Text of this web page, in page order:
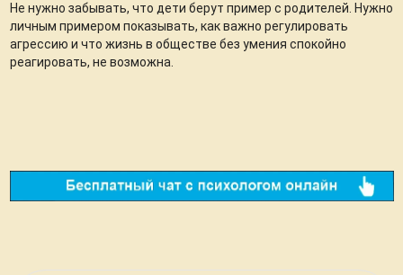
Не нужно забывать, что дети берут пример с родителей. Нужно
личным примером показывать, как важно регулировать
агрессию и что жизнь в обществе без умения спокойно
реагировать, не возможна.